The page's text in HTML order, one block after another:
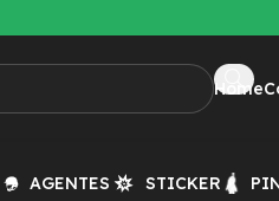
Home
AGENTES STICKER